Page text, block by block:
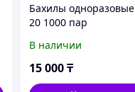
Бахилы одноразовые
20 1000 пар
В наличии
15 000₸